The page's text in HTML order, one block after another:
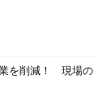
を削減！ 現場の